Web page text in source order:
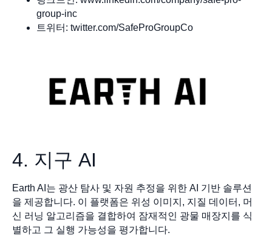
group-inc
트위터: twitter.com/SafeProGroupCo
4. 지구 AI
Earth AI는 광산 탐사 및 자원 추정을 위한 AI 기반 솔루션
을 제공합니다. 이 플랫폼은 위성 이미지, 지질 데이터, 머
신 러닝 알고리즘을 결합하여 잠재적인 광물 매장지를 식
별하고 그 실행 가능성을 평가합니다.